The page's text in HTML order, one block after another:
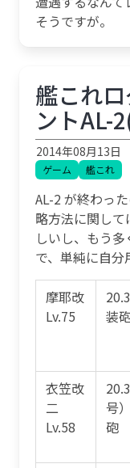
そうですが。
艦これ
ントAL-
2014年08月13日
ゲーム 艦これ
AL-2 が終わっ
略方法に関し
しいし、もう
で、単純に自分
摩耶改
Lv.75
装
衣笠改
二
Lv.58
号
砲